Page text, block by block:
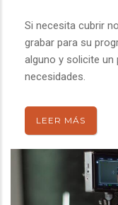
Si necesita cubrir
grabar para su
alguno y solicite
necesidades.
LEER MÁS